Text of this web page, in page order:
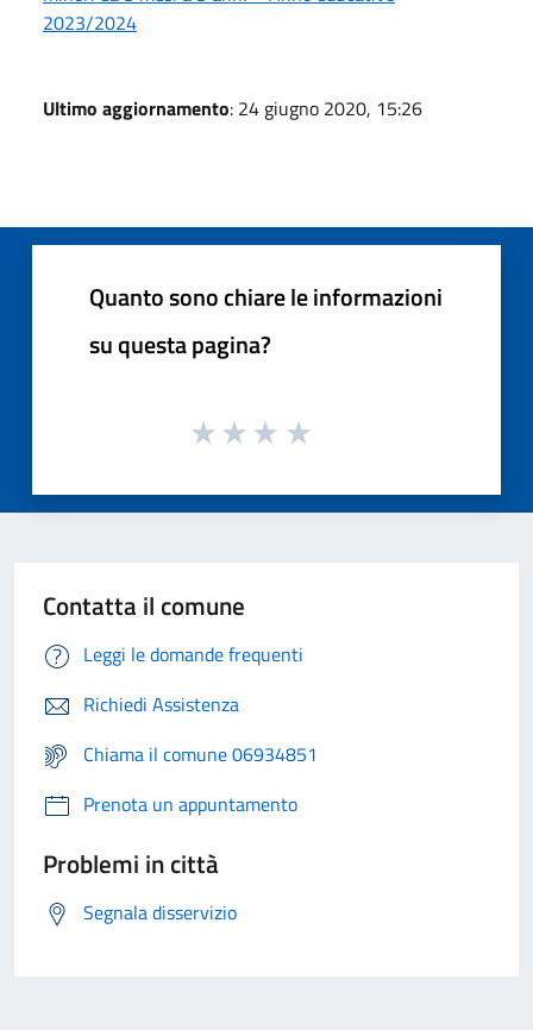
2023/2024
Ultimo aggiornamento: 24 giugno 2020, 15:26
Quanto sono chiare le informazioni
su questa pagina?
Contatta il comune
Leggi le domande frequenti
Richiedi Assistenza
Chiama il comune 06934851
Prenota un appuntamento
Problemi in città
Segnala disservizio